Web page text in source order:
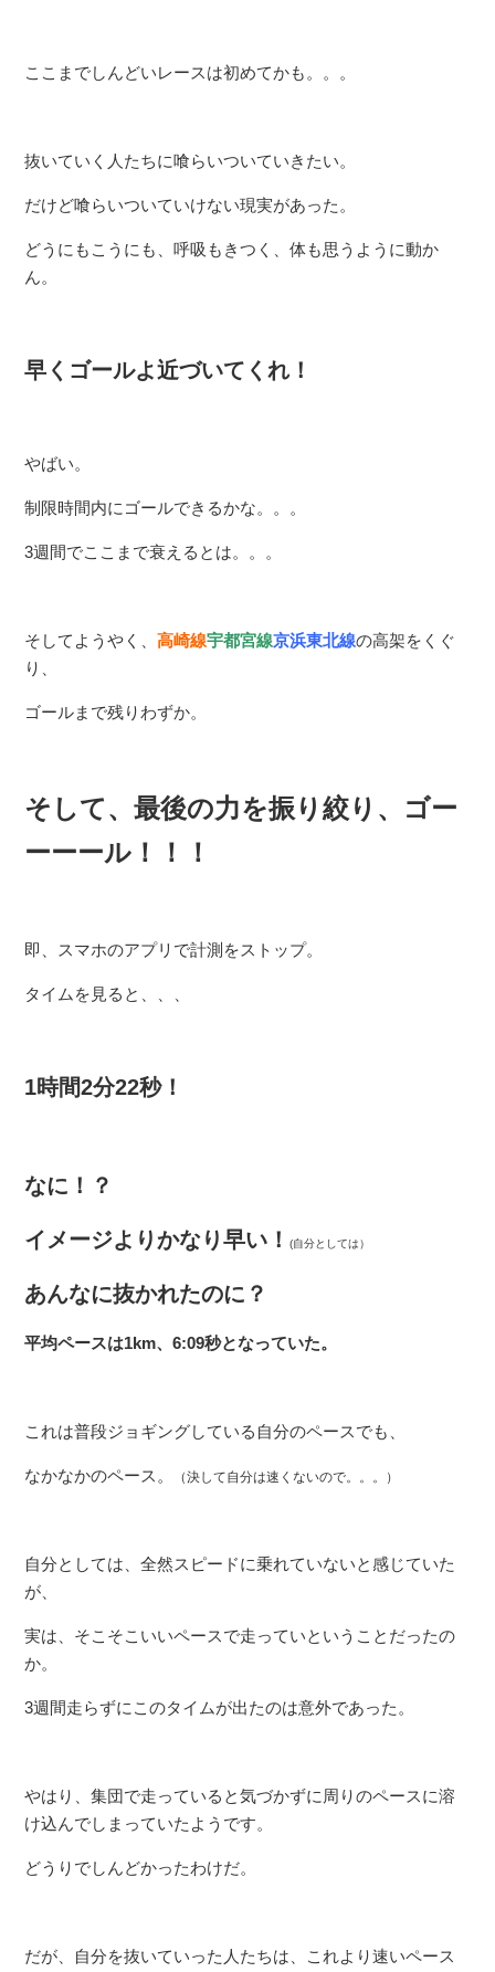
ここまでしんどいレースは初めてかも。。。
抜いていく人たちに喰らいついていきたい。
だけど喰らいついていけない現実があった。
どうにもこうにも、呼吸もきつく、体も思うように動か
ん。
早くゴールよ近づいてくれ！
やばい。
制限時間内にゴールできるかな。。。
3週間でここまで衰えるとは。。。
そしてようやく、高崎線宇都宮線京浜東北線の高架をくぐ
り、
ゴールまで残りわずか。
そして、最後の力を振り絞り、ゴー
ーーール！！！
即、スマホのアプリで計測をストップ。
タイムを見ると、、、
1時間2分22秒！
なに！？
イメージよりかなり早い！(自分としては）
あんなに抜かれたのに？
平均ペースは1km、6:09秒となっていた。
これは普段ジョギングしている自分のペースでも、
なかなかのペース。 （決して自分は速くないので。。。）
自分としては、全然スピードに乗れていないと感じていた
が、
実は、そこそこいいペースで走っていということだったの
か。
3週間走らずにこのタイムが出たのは意外であった。
やはり、集団で走っていると気づかずに周りのペースに溶
け込んでしまっていたようです。
どうりでしんどかったわけだ。
だが、自分を抜いていった人たちは、これより速いペース